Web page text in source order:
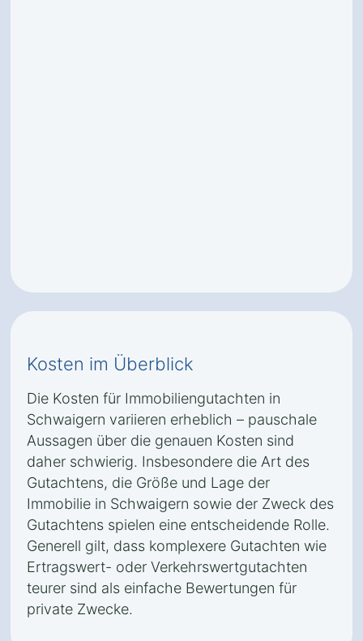
Kosten im Überblick
Die Kosten für Immobiliengutachten in
Schwaigern variieren erheblich – pauschale
Aussagen über die genauen Kosten sind
daher schwierig. Insbesondere die Art des
Gutachtens, die Größe und Lage der
Immobilie in Schwaigern sowie der Zweck des
Gutachtens spielen eine entscheidende Rolle.
Generell gilt, dass komplexere Gutachten wie
Ertragswert- oder Verkehrswertgutachten
teurer sind als einfache Bewertungen für
private Zwecke.